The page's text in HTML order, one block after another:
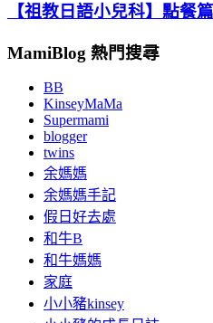
【祖教日語小兒科】點餐篇
MamiBlog 熱門搜尋
BB
KinseyMaMa
Supermami
blogger
twins
余媽媽
余媽媽手記
假日好去處
和牛B
和牛媽媽
家庭
小小豬kinsey